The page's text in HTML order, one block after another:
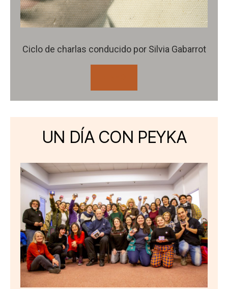
Ciclo de charlas conducido por Silvia Gabarrot
UN DÍA CON PEYKA